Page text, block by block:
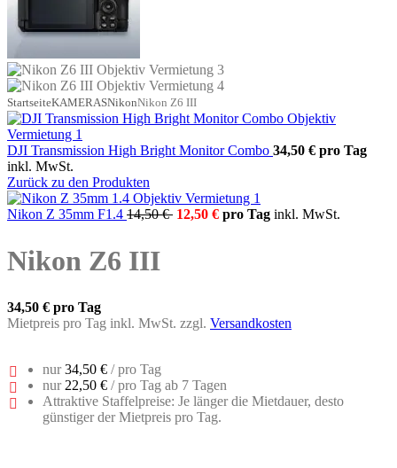
StartseiteKAMERASNikonNikon Z6 III
DJI Transmission High Bright Monitor Combo 34,50 € pro Tag
inkl. MwSt.
Zurück zu den Produkten
Nikon Z 35mm F1.4 14,50 € 12,50 € pro Tag inkl. MwSt.
Nikon Z6 III
34,50 € pro Tag
Mietpreis pro Tag inkl. MwSt. zzgl. Versandkosten
nur34,50 € / pro Tag
nur 22,50 € / pro Tag ab 7 Tagen
Attraktive Staffelpreise: Je länger die Mietdauer, desto
günstiger der Mietpreis pro Tag.